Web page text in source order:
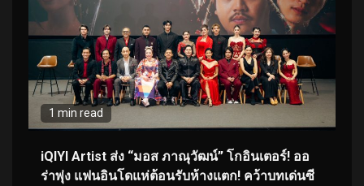
1 min read
iQIYI Artist ส่ง “มอส ภาณุวัฒน์” โกอินเตอร์! ออ
ร่าพุ่ง แฟนอินโดแห่ต้อนรับห้างแตก! คว้าบทเด่นซี